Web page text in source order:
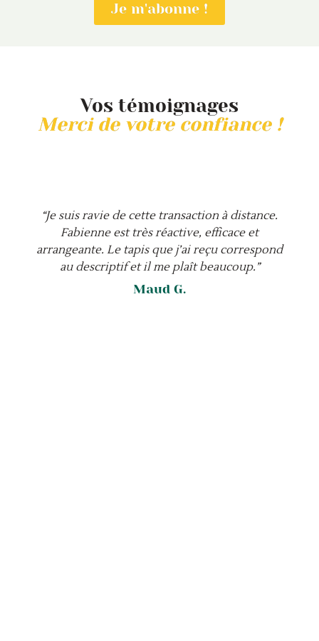
Je m'abonne !
Vos témoignages
Merci de votre confiance !
“Je suis ravie de cette transaction à distance.
Fabienne est très réactive, efficace et
arrangeante. Le tapis que j’ai reçu correspond
au descriptif et il me plaît beaucoup.”
Maud G.